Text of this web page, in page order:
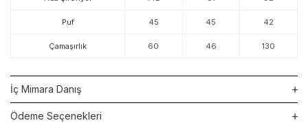
Puf 45 45 42
Çamaşırlık 60 46 130
İç Mimara Danış
Ödeme Seçenekleri